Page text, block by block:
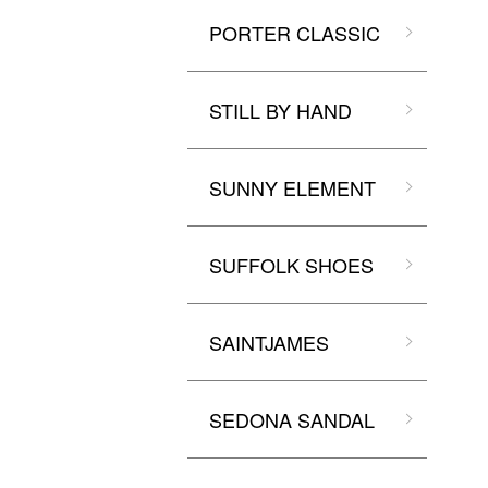
PORTER CLASSIC
STILL BY HAND
SUNNY ELEMENT
SUFFOLK SHOES
SAINTJAMES
SEDONA SANDAL